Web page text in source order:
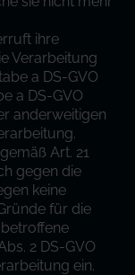
ihre
Verarbeitung
a DS-GVO
a DS-GVO
anderweitigen
Art. 21
gegen die
keine
für die
2 DS-GVO
ein.